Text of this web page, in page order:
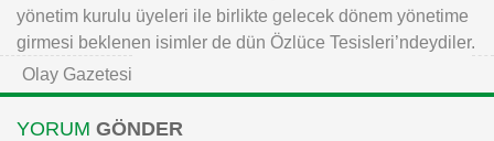
yönetim kurulu üyeleri ile birlikte gelecek dönem yönetime
girmesi beklenen isimler de dün Özlüce Tesisleri’ndeydiler.
Olay Gazetesi
YORUM GÖNDER